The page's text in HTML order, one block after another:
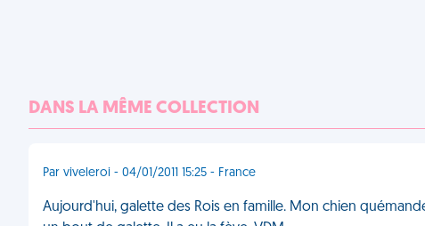
DANS LA MÊME COLLECTION
Par viveleroi - 04/01/2011 15:25 - France
Aujourd'hui, galette des Rois en famille. Mon chien